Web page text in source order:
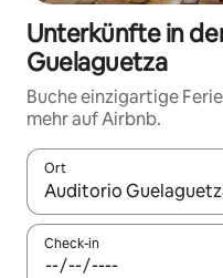
Unterkünfte in
Guelaguetza
Buche einzigartige
mehr auf Airbnb.
Ort
Wenn Ergebnisse
Check-in